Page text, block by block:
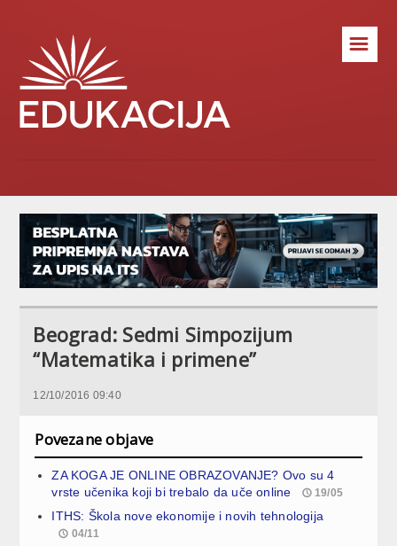
☰
Beograd: Sedmi Simpozijum
“Matematika i primene”
12/10/2016 09:40
Povezane objave
ZA KOGA JE ONLINE OBRAZOVANJE? Ovo su 4
vrste učenika koji bi trebalo da uče online
19/05
ITHS: Škola nove ekonomije i novih tehnologija
04/11